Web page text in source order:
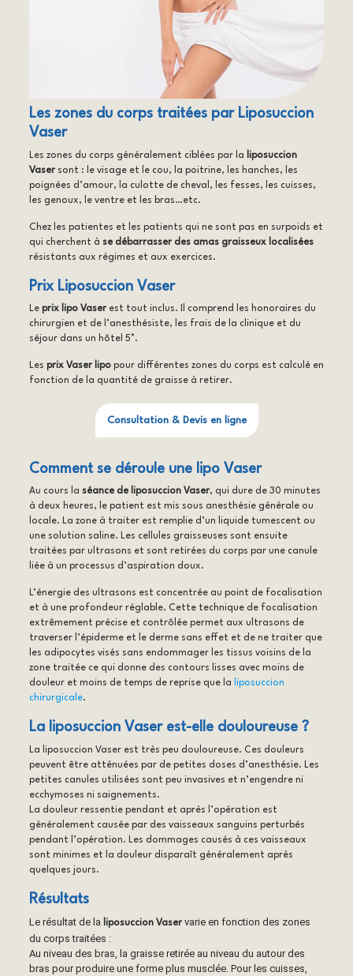
Les zones du corps traitées par Liposuccion
Vaser
Les zones du corps généralement ciblées par la liposuccion
Vasersont : le visage et le cou, la poitrine, les hanches, les
poignées d’amour, la culotte de cheval, les fesses, les cuisses,
les genoux, le ventre et les bras…etc.
Chez les patientes et les patients qui ne sont pas en surpoids et
qui cherchent à se débarrasser des amas graisseux localisées
résistants aux régimes et aux exercices.
Prix Liposuccion Vaser
Le prix lipo Vaserest tout inclus. Il comprend les honoraires du
chirurgien et de l’anesthésiste, les frais de la clinique et du
séjour dans un hôtel 5*.
Les prix Vaser lipo pour différentes zones du corps est calculé en
fonction de la quantité de graisse à retirer.
Consultation & Devis en ligne
Comment se déroule une lipo Vaser
Au cours la séance de liposuccion Vaser, qui dure de 30 minutes
à deux heures, le patient est mis sous anesthésie générale ou
locale. La zone à traiter est remplie d’un liquide tumescent ou
une solution saline. Les cellules graisseuses sont ensuite
traitées par ultrasons et sont retirées du corps par une canule
liée à un processus d’aspiration doux.
L’énergie des ultrasons est concentrée au point de focalisation
et à une profondeur réglable. Cette technique de focalisation
extrêmement précise et contrôlée permet aux ultrasons de
traverser l’épiderme et le derme sans effet et de ne traiter que
les adipocytes visés sans endommager les tissus voisins de la
zone traitée ce qui donne des contours lisses avec moins de
douleur et moins de temps de reprise que la liposuccion
chirurgicale.
La liposuccion Vaser est-elle douloureuse ?
La liposuccion Vaser est très peu douloureuse. Ces douleurs
peuvent être atténuées par de petites doses d’anesthésie. Les
petites canules utilisées sont peu invasives et n’engendre ni
ecchymoses ni saignements.
La douleur ressentie pendant et après l’opération est
généralement causée par des vaisseaux sanguins perturbés
pendant l’opération. Les dommages causés à ces vaisseaux
sont minimes et la douleur disparaît généralement après
quelques jours.
Résultats
Le résultat de la liposuccion Vaser varie en fonction des zones
du corps traitées :
Au niveau des bras, la graisse retirée au niveau du autour des
bras pour produire une forme plus musclée. Pour les cuisses,